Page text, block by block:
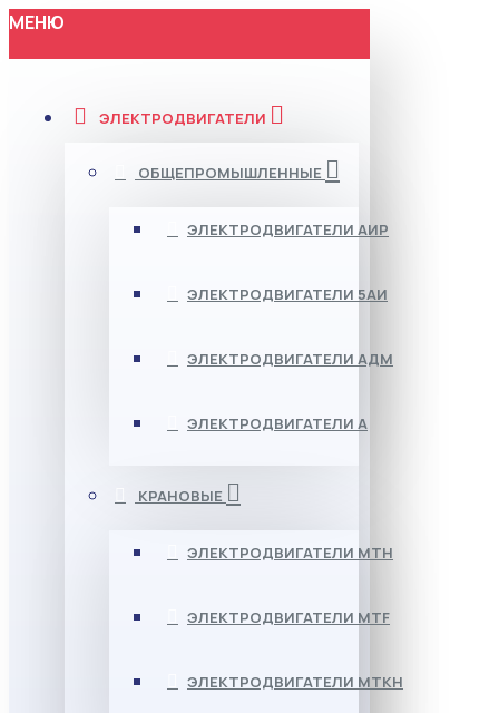
МЕНЮ
ЭЛЕКТРОДВИГАТЕЛИ
ОБЩЕПРОМЫШЛЕННЫЕ
ЭЛЕКТРОДВИГАТЕЛИ АИР
ЭЛЕКТРОДВИГАТЕЛИ 5АИ
ЭЛЕКТРОДВИГАТЕЛИ АДМ
ЭЛЕКТРОДВИГАТЕЛИ А
КРАНОВЫЕ
ЭЛЕКТРОДВИГАТЕЛИ МТН
ЭЛЕКТРОДВИГАТЕЛИ MTF
ЭЛЕКТРОДВИГАТЕЛИ МТКН